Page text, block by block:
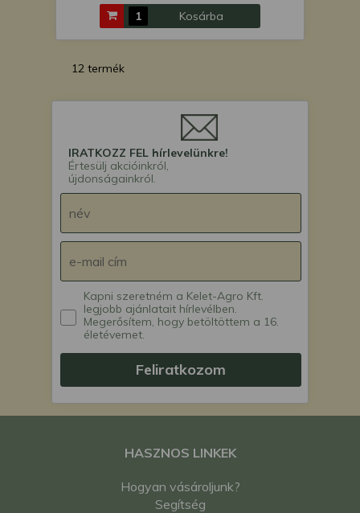
Kosárba
12 termék
IRATKOZZ FEL hírlevelünkre!
Értesülj akcióinkról,
újdonságainkról.
Kapni szeretném a Kelet-Agro Kft.
legjobb ajánlatait hírlevélben.
Megerősítem, hogy betöltöttem a 16.
életévemet.
Feliratkozom
HASZNOS LINKEK
Hogyan vásároljunk?
Segítség